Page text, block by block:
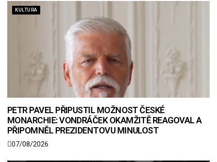
KULTURA
PETR PAVEL PŘIPUSTIL MOŽNOST ČESKÉ
MONARCHIE: VONDRÁČEK OKAMŽITĚ REAGOVAL A
PŘIPOMNĚL PREZIDENTOVU MINULOST
07/08/2026